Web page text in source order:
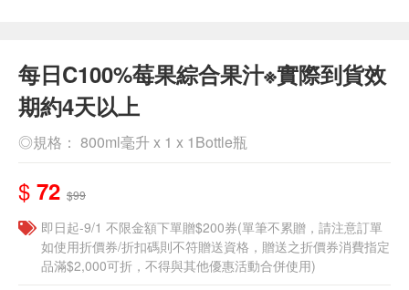
每日C100%莓果綜合果汁※實際到貨效
期約4天以上
◎規格： 800ml毫升 x 1 x 1Bottle瓶
$ 72 $99
即日起-9/1 不限金額下單贈$200券(單筆不累贈，請注意訂單
如使用折價券/折扣碼則不符贈送資格，贈送之折價券消費指定
品滿$2,000可折，不得與其他優惠活動合併使用)